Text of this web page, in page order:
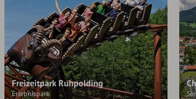
Freizeitpark Ruhpolding
Erlebnispark